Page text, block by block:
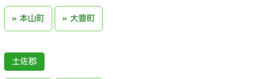
本山町 大豊町
土佐郡